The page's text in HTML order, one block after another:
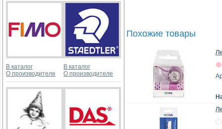
В каталог
О производителе
В каталог
О производителе
Похожие товары